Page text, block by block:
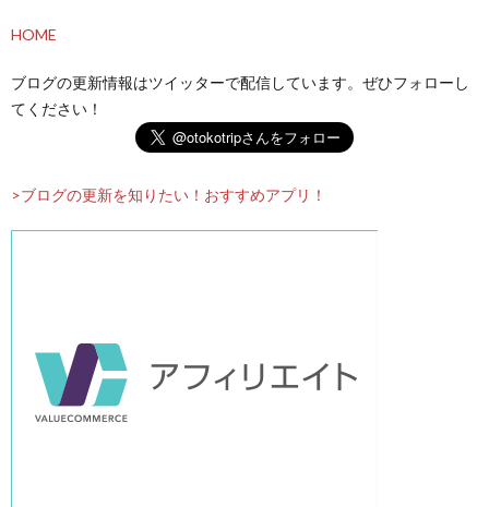
HOME
ブログの更新情報はツイッターで配信しています。ぜひフォローし
てください！
>ブログの更新を知りたい！おすすめアプリ！